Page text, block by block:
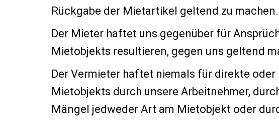
Rückgabe der Mietartikel geltend zu
Der Mieter haftet uns gegenüber für
Mietobjekts resultieren, gegen uns geltend
Der Vermieter haftet niemals für direkte
Mietobjekts durch unsere Arbeitnehmer,
Mängel jedweder Art am Mietobjekt oder